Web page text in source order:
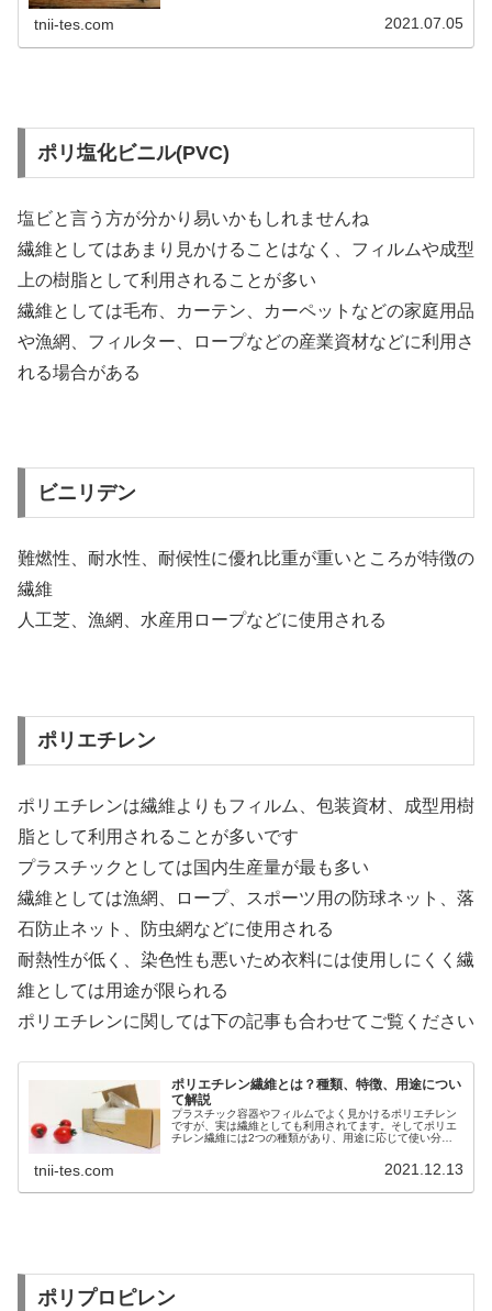
tnii-tes.com 2021.07.05
ポリ塩化ビニル(PVC)
塩ビと言う方が分かり易いかもしれませんね
繊維としてはあまり見かけることはなく、フィルムや成型
上の樹脂として利用されることが多い
繊維としては毛布、カーテン、カーペットなどの家庭用品
や漁網、フィルター、ロープなどの産業資材などに利用さ
れる場合がある
ビニリデン
難燃性、耐水性、耐候性に優れ比重が重いところが特徴の
繊維
人工芝、漁網、水産用ロープなどに使用される
ポリエチレン
ポリエチレンは繊維よりもフィルム、包装資材、成型用樹
脂として利用されることが多いです
プラスチックとしては国内生産量が最も多い
繊維としては漁網、ロープ、スポーツ用の防球ネット、落
石防止ネット、防虫網などに使用される
耐熱性が低く、染色性も悪いため衣料には使用しにくく繊
維としては用途が限られる
ポリエチレンに関しては下の記事も合わせてご覧ください
ポリエチレン繊維とは？種類、特徴、用途につい
て解説
プラスチック容器やフィルムでよく見かけるポリエチレン
ですが、実は繊維としても利用されてます。そしてポリエ
チレン繊維には2つの種類があり、用途に応じて使い分け
tnii-tes.com 2021.12.13
ポリプロピレン